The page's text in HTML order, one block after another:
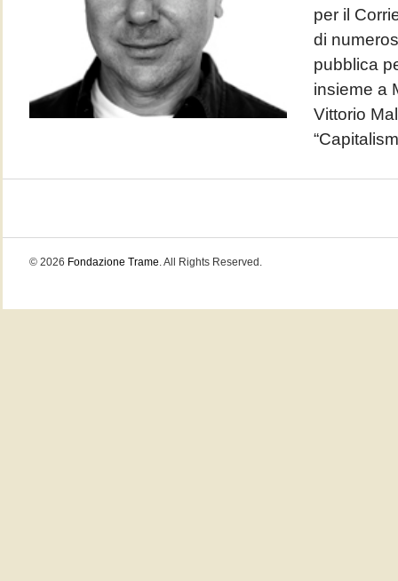
per il
di
pubblica
insieme a
Vittorio
© 2026 Fondazione Trame. All Rights Reserved.